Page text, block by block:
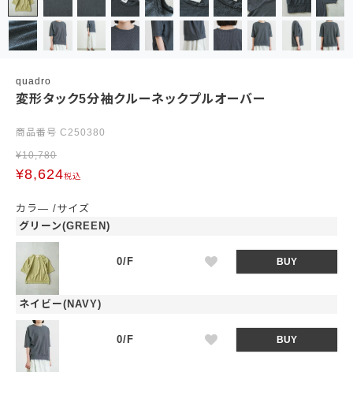
quadro
変形タック5分袖クルーネックプルオーバー
商品番号 C250380
¥10,780
¥8,624税込
カラ―
サイズ
グリーン(GREEN)
0/F BUY
ネイビー(NAVY)
0/F BUY